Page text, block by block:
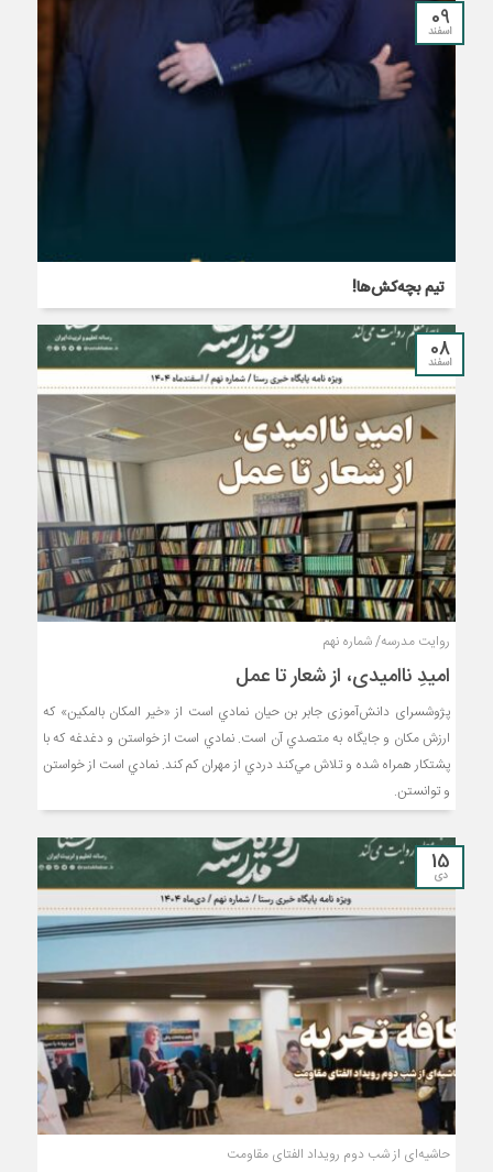
09
اسفند
تیم بچه‌کش‌ها!
08
اسفند
روایت مدرسه/ شماره نهم
امیدِ ناامیدی، از شعار تا عمل
پژوشسرای دانش‌آموزی جابر بن حيان نمادي است از «خير المکان بالمکين» که
ارزش مکان و جايگاه به متصدي آن است. نمادي است از خواستن و دغدغه که با
پشتکار همراه شده و تلاش مي‌کند دردي از مهران کم کند. نمادي است از خواستن
و توانستن.
15
دی
حاشیه‌ای از شب دوم رویداد الفتای مقاومت